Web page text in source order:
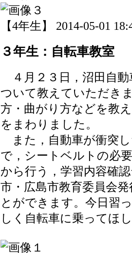
【4年生】 2014-05-01
３年生：自転車教室
４月２３日，沼田自
ついて教えていただき
方・曲がり方などを教
をまわりました。
また，自動車が衝突
で，シートベルトの必
から行う，学習内容確
市・広島市教育委員会
とができます。今日習
しく自転車に乗ってほ